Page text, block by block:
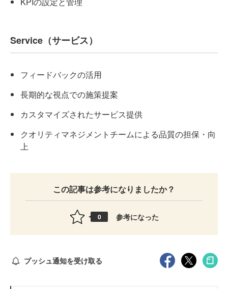
Service（サービス）
フィードバックの活用
長期的な視点での施策提案
カスタマイズされたサービス提供
クオリティマネジメントチームによる品質の担保・向
上
この記事は参考になりましたか？
0 参考になった
プッシュ通知を受け取る